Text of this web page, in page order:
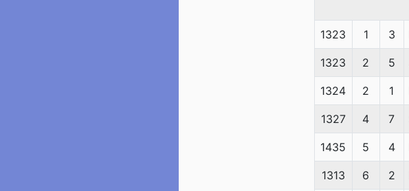
1323 1 3
1323 2 5
1324 2 1
1327 4 7
1435 5 4
1313 6 2